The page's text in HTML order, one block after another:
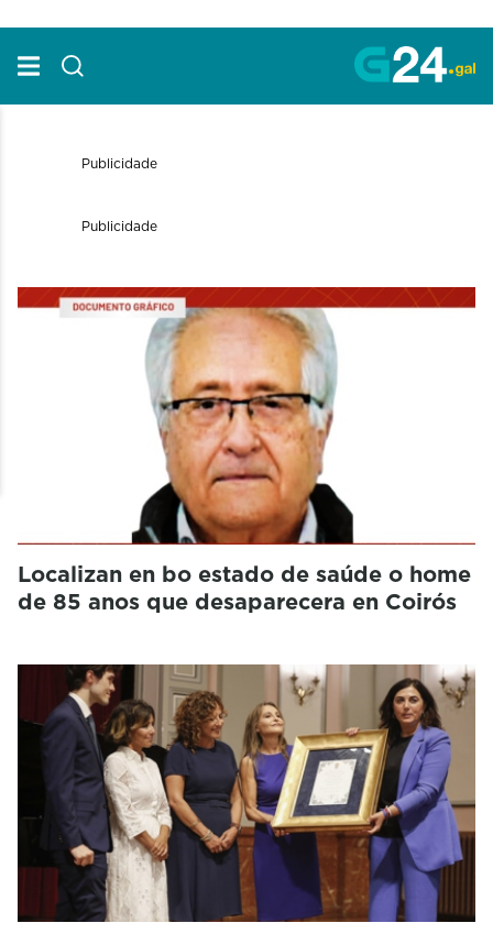
Localizan en bo estado de saúde o home
de 85 anos que desaparecera en Coirós
Publicidade
Publicidade